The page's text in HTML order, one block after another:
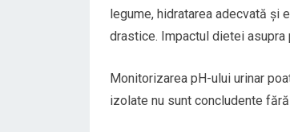
legume, hidratarea adecvată și
drastice. Impactul dietei
Monitorizarea pH-ului urinar
izolate nu sunt concludente